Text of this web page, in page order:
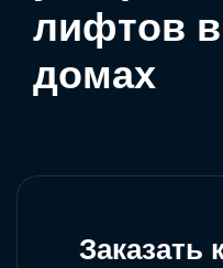
лифтов
домах
Заказать